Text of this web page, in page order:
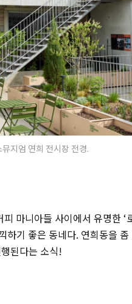
뮤지엄 연희 전시장 전경.
마니아들 사이에서 유명한
기 좋은 동네다. 연희동을
된다는 소식!